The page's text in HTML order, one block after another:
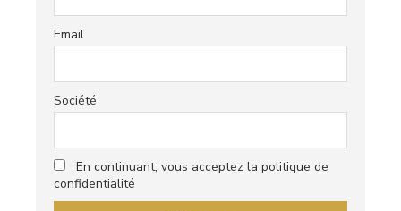
Email
Société
En continuant, vous acceptez la politique de
confidentialité